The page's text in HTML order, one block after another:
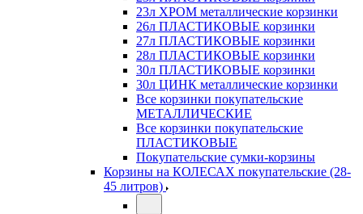
23л ХРОМ металлические корзинки
26л ПЛАСТИКОВЫЕ корзинки
27л ПЛАСТИКОВЫЕ корзинки
28л ПЛАСТИКОВЫЕ корзинки
30л ПЛАСТИКОВЫЕ корзинки
30л ЦИНК металлические корзинки
Все корзинки покупательские
МЕТАЛЛИЧЕСКИЕ
Все корзинки покупательские
ПЛАСТИКОВЫЕ
Покупательские сумки-корзины
Корзины на КОЛЕСАХ покупательские (28-
45 литров)